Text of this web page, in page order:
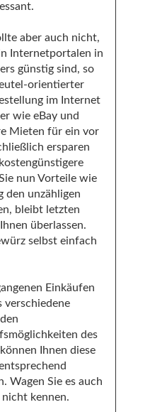
aber auch nicht,
Internetportalen in
günstig sind, so
orientierter
im Internet
wie eBay und
Mieten für ein vor
ersparen
nun Vorteile wie
den unzähligen
bleibt letzten
überlassen.
selbst einfach
Einkäufen
verschiedene
des
Ihnen diese
Wagen Sie es auch
kennen.